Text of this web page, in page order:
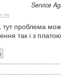
Service
тут проблема
так і з